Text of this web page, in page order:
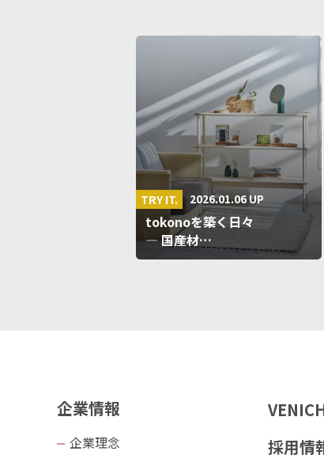
TRY IT. 2026.01.06 UP
tokonoを築く日々
― 国産材…
企業情報
企業理念
採用情